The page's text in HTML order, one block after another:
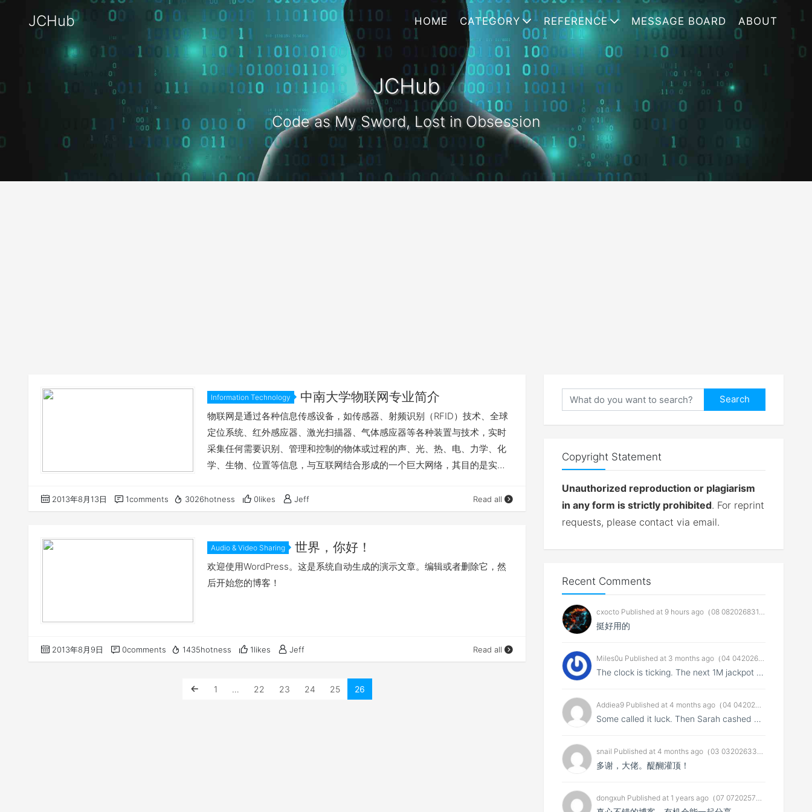
JCHub HOME CATEGORY REFERENCE MESSAGE BOARD ABOUT
JCHub
Code as My Sword, Lost in Obsession
Information Technology 中南大学物联网专业简介
物联网是通过各种信息传感设备，如传感器、射频识别（RFID）技术、全球
定位系统、红外感应器、激光扫描器、气体感应器等各种装置与技术，实时
采集任何需要识别、管理和控制的物体或过程的声、光、热、电、力学、化
学、生物、位置等信息，与互联网结合形成的一个巨大网络，其目的是实现
网被视为21世纪最有前途的战略性新兴产业，受到各国政府、产业与学术界
的高度重视。 由于专业人才培养对物联网发展具有十分重要的意义，教育部
知》。《通知》指出：在“国家决定大力发展互联网、绿色经济、低碳经济、
环保技术、生物医药等关系到未来环境和人类生活的一些重要战略性新兴产
业”的背景下，“加大战略性新兴产业人才培养力度，支持和鼓励有条件的高等
近三百家高校提出了申报物联网专业的申请。2010年7月12日，教育部公布
了获批的高等学校战略性新兴产业相关本科专业名单，与物联网相关的专业
有37个，其中物联网工程专业30个，传感网技术专业5个，还有2个智能电网
信息工程专业。2011年教育部又批准了9个国家级物联网工程特色专业，我校
2013年8月13日 1comments 3026hotness 0likes Jeff Read all
Audio & Video Sharing 世界，你好！
欢迎使用WordPress。这是系统自动生成的演示文章。编辑或者删除它，然
后开始您的博客！
2013年8月9日 0comments 1435hotness 1likes Jeff Read all
1 … 22 23 24 25 26
Search
Copyright Statement
Unauthorized reproduction or plagiarism
in any form is strictly prohibited. For reprint
requests, please contact via email.
Recent Comments
挺好用的
The clock is ticking. The next 1M jackpot wonвЂ™t ...
Some called it luck. Then Sarah cashed 800K. Be ne...
多谢，大佬。醍醐灌顶！